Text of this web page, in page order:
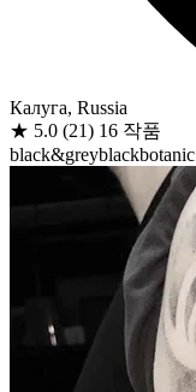
Калуга, Russia
★ 5.0 (21) 16 작품
black&greyblackbotanic